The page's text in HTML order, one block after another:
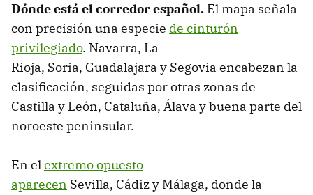
Dónde está el corredor español. El mapa señala
con precisión una especie de cinturón
privilegiado. Navarra, La
Rioja, Soria, Guadalajara y Segovia encabezan la
clasificación, seguidas por otras zonas de
Castilla y León, Cataluña, Álava y buena parte del
noroeste peninsular.
En elextremo opuesto
aparecen Sevilla, Cádiz y Málaga, donde la